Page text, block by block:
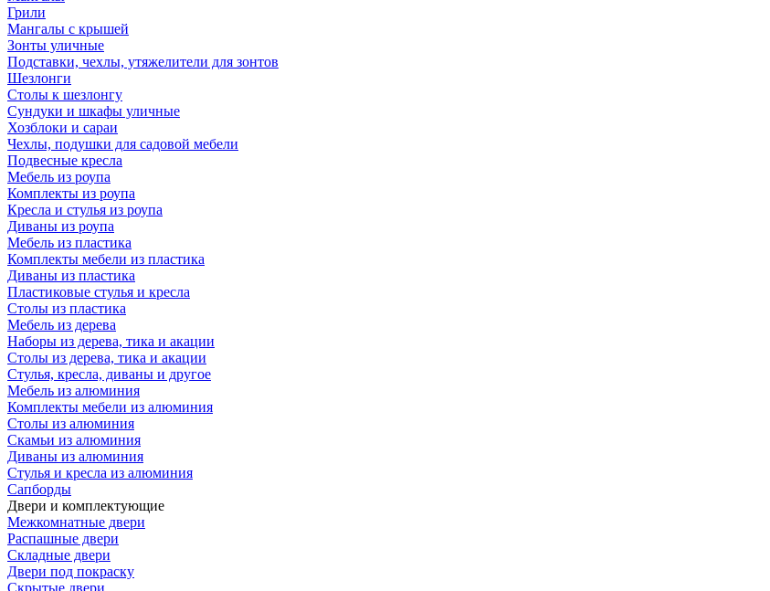
Грили
Мангалы с крышей
Зонты уличные
Подставки, чехлы, утяжелители для зонтов
Шезлонги
Столы к шезлонгу
Сундуки и шкафы уличные
Хозблоки и сараи
Чехлы, подушки для садовой мебели
Подвесные кресла
Мебель из роупа
Комплекты из роупа
Кресла и стулья из роупа
Диваны из роупа
Мебель из пластика
Комплекты мебели из пластика
Диваны из пластика
Пластиковые стулья и кресла
Столы из пластика
Мебель из дерева
Наборы из дерева, тика и акации
Столы из дерева, тика и акации
Стулья, кресла, диваны и другое
Мебель из алюминия
Комплекты мебели из алюминия
Столы из алюминия
Скамьи из алюминия
Диваны из алюминия
Стулья и кресла из алюминия
Сапборды
Двери и комплектующие
Межкомнатные двери
Распашные двери
Складные двери
Двери под покраску
Скрытые двери